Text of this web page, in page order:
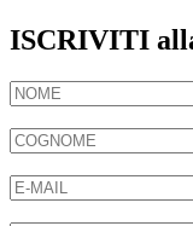
ISCRIVITI